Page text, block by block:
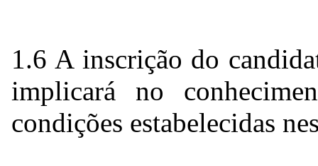
1.6 A inscrição do
implicará no
condições estabelecidas